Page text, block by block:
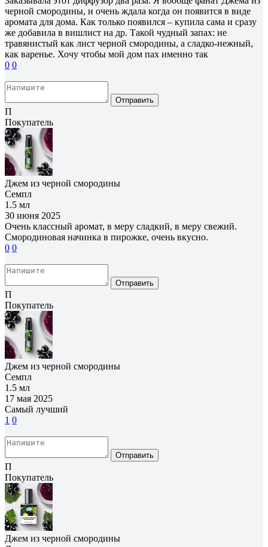
черной смородины, и очень ждала когда он появится в виде
аромата для дома. Как только появился – купила сама и сразу
же добавила в вишлист на др. Такой чудный запах: не
травянистый как лист черной смородины, а сладко-нежный,
как варенье. Хочу чтобы мой дом пах именно так
0 0
Отправить
П
Покупатель
Джем из черной смородины
Семпл
1.5 мл
30 июня 2025
Очень классный аромат, в меру сладкий, в меру свежий.
Смородиновая начинка в пирожке, очень вкусно.
0 0
Отправить
П
Покупатель
Джем из черной смородины
Семпл
1.5 мл
17 мая 2025
Самый лучший
1 0
Отправить
П
Покупатель
Джем из черной смородины